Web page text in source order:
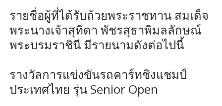
รายชื่อผู้ที่ได้รับถ้วยพระราชทาน สมเด็จ
พระนางเจ้าสุทิดา พัชรสุธาพิมลลักษณ์
พระบรมราชินี มีรายนามดังต่อไปนี้
รางวัลการแข่งขันรถคาร์ทชิงแชมป์
ประเทศไทย รุ่น Senior Open